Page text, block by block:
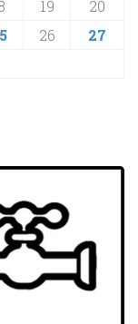
19
20
26
27